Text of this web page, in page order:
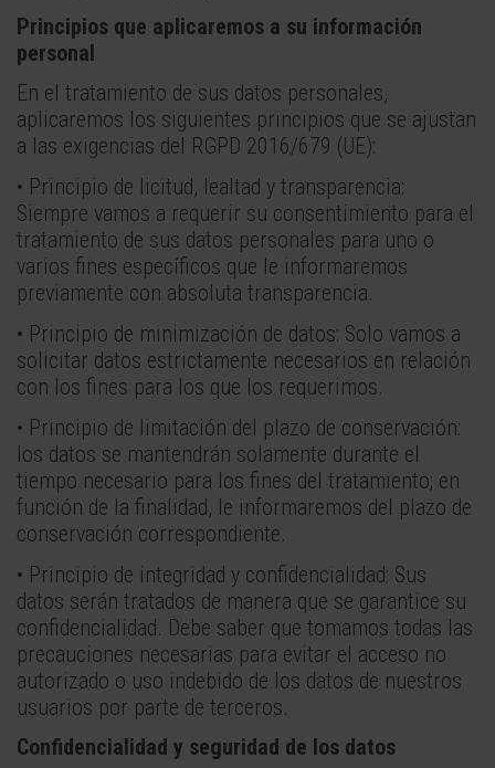
Principios que aplicaremos a su información
personal
En el tratamiento de sus datos personales,
aplicaremos los siguientes principios que se ajustan
a las exigencias del RGPD 2016/679 (UE):
• Principio de licitud, lealtad y transparencia:
Siempre vamos a requerir su consentimiento para el
tratamiento de sus datos personales para uno o
varios fines específicos que le informaremos
previamente con absoluta transparencia.
• Principio de minimización de datos: Solo vamos a
solicitar datos estrictamente necesarios en relación
con los fines para los que los requerimos.
• Principio de limitación del plazo de conservación:
los datos se mantendrán solamente durante el
tiempo necesario para los fines del tratamiento; en
función de la finalidad, le informaremos del plazo de
conservación correspondiente.
• Principio de integridad y confidencialidad: Sus
datos serán tratados de manera que se garantice su
confidencialidad. Debe saber que tomamos todas las
precauciones necesarias para evitar el acceso no
autorizado o uso indebido de los datos de nuestros
usuarios por parte de terceros.
Confidencialidad y seguridad de los datos